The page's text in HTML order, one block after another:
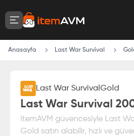
Anasayfa Last War Survival
Last War Survival Gold
Last War Survival
itemAVM güvencesiyle Last
Gold satın alabilir, hızlı ve